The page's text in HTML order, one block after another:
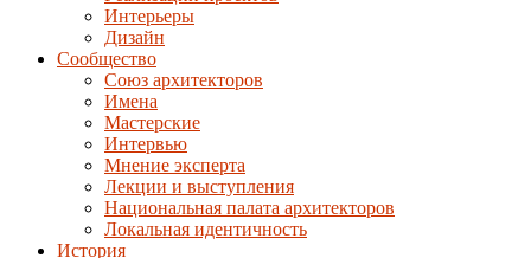
Интерьеры
Дизайн
Сообщество
Союз архитекторов
Имена
Мастерские
Интервью
Мнение эксперта
Лекции и выступления
Национальная палата архитекторов
Локальная идентичность
История